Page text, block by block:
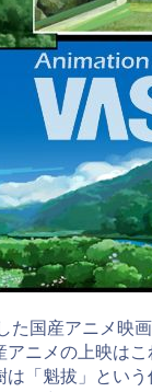
国産アニメ映
ニメの上映は
「魁拔」とい